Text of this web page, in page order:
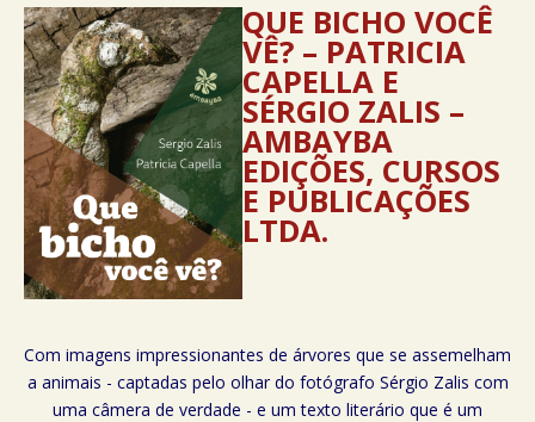
QUE BICHO VOCÊ
VÊ? – PATRICIA
CAPELLA E
SÉRGIO ZALIS –
AMBAYBA
EDIÇÕES, CURSOS
E PUBLICAÇÕES
LTDA.
Com imagens impressionantes de árvores que se assemelham
a animais - captadas pelo olhar do fotógrafo Sérgio Zalis com
uma câmera de verdade - e um texto literário que é um